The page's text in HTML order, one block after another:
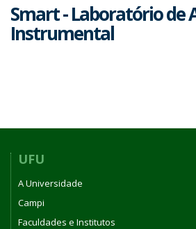
Smart - Laboratório de
Instrumental
UFU
A Universidade
Campi
Faculdades e Institutos